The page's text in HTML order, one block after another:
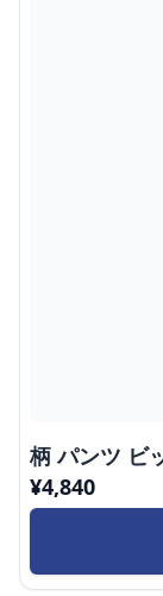
柄 パンツ ビ
¥4,840